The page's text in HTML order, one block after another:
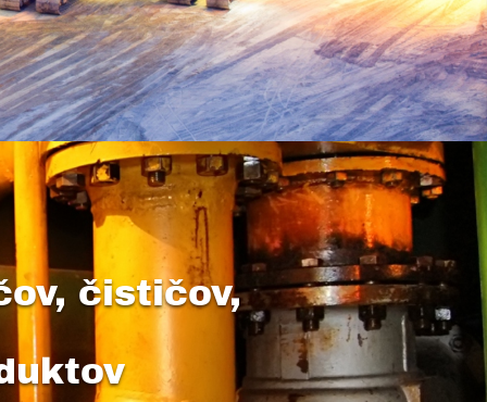
čističov,